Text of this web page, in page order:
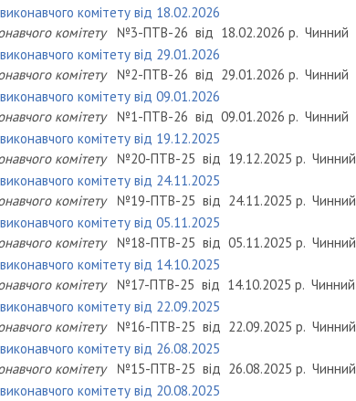
комітету від 18.02.2026
комітету
№3-ПТВ-26 від 18.02.2026 р. Чинний
комітету від 29.01.2026
комітету
№2-ПТВ-26 від 29.01.2026 р. Чинний
комітету від 09.01.2026
комітету
№1-ПТВ-26 від 09.01.2026 р. Чинний
комітету від 19.12.2025
комітету
№20-ПТВ-25 від 19.12.2025 р. Чинний
комітету від 24.11.2025
комітету
№19-ПТВ-25 від 24.11.2025 р. Чинний
комітету від 05.11.2025
комітету
№18-ПТВ-25 від 05.11.2025 р. Чинний
комітету від 14.10.2025
комітету
№17-ПТВ-25 від 14.10.2025 р. Чинний
комітету від 22.09.2025
комітету
№16-ПТВ-25 від 22.09.2025 р. Чинний
комітету від 26.08.2025
комітету
№15-ПТВ-25 від 26.08.2025 р. Чинний
комітету від 20.08.2025